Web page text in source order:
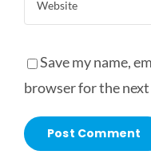
Save my name,
browser for the